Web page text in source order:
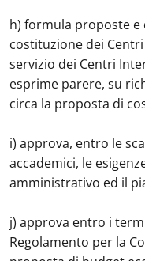
h) formula proposte e
costituzione dei
servizio dei Centri
esprime parere, su
circa la proposta di
i) approva, entro le
accademici, le
amministrativo ed il
j) approva entro i
Regolamento per la